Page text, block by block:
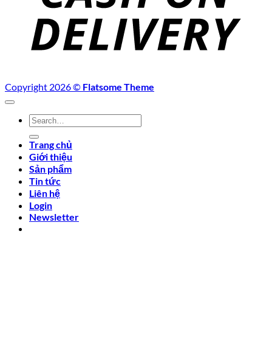
Copyright 2026 © Flatsome Theme
Search
for:
Trang chủ
Giới thiệu
Sản phẩm
Tin tức
Liên hệ
Login
Newsletter